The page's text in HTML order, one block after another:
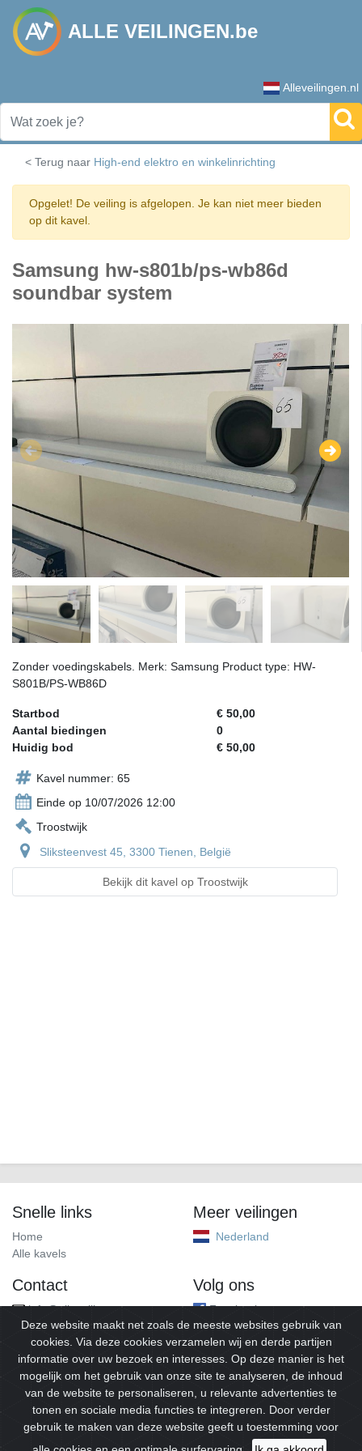
ALLE VEILINGEN.be
Alleveilingen.nl
< Terug naar High-end elektro en winkelinrichting
Opgelet! De veiling is afgelopen. Je kan niet meer bieden
op dit kavel.
Samsung hw-s801b/ps-wb86d
soundbar system
Zonder voedingskabels. Merk: Samsung Product type: HW-
S801B/PS-WB86D
Startbod
€ 50,00
Aantal biedingen
0
Huidig bod
€ 50,00
Kavel nummer: 65
Einde op 10/07/2026 12:00
Troostwijk
Sliksteenvest 45, 3300 Tienen, België
Bekijk dit kavel op Troostwijk
Snelle links
Home
Alle kavels
Meer veilingen
Nederland
Contact
info@alleveilingen.net
Volg ons
Facebook
© 2026Alleveilingen.Alle rechten voorbehouden.
Deze website maakt net zoals de meeste websites gebruik van
cookies. Via deze cookies verzamelen wij en derde partijen
informatie over uw bezoek en interesses. Op deze manier is het
mogelijk om het gebruik van onze site te analyseren, de inhoud
van de website te personaliseren, u relevante advertenties te
tonen en sociale media functies te integreren. Door verder
gebruik te maken van deze website geeft u toestemming voor